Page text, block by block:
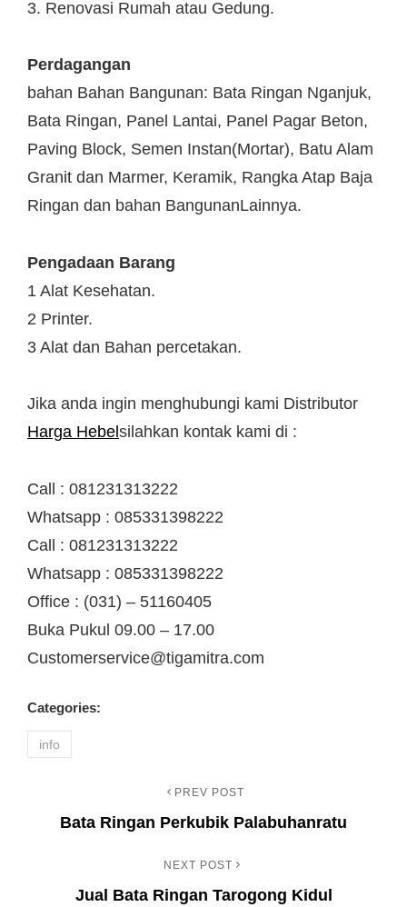
3. Renovasi Rumah atau Gedung.
Perdagangan
bahan Bahan Bangunan: Bata Ringan Nganjuk,
Bata Ringan, Panel Lantai, Panel Pagar Beton,
Paving Block, Semen Instan(Mortar), Batu Alam
Granit dan Marmer, Keramik, Rangka Atap Baja
Ringan dan bahan BangunanLainnya.
Pengadaan Barang
1 Alat Kesehatan.
2 Printer.
3 Alat dan Bahan percetakan.
Jika anda ingin menghubungi kami Distributor
Harga Hebel silahkan kontak kami di :
Call : 081231313222
Whatsapp : 085331398222
Call : 081231313222
Whatsapp : 085331398222
Office : (031) – 51160405
Buka Pukul 09.00 – 17.00
Customerservice@tigamitra.com
Categories:
info
pos
PREV POST
Bata Ringan Perkubik Palabuhanratu
NEXT POST
Jual Bata Ringan Tarogong Kidul